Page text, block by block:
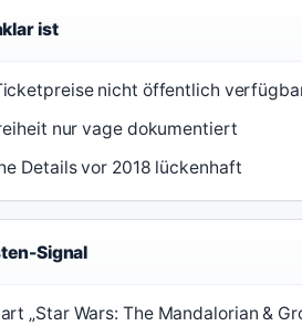
ist
nicht öffentlich
nur vage dokumentiert
Details vor 2018 lückenhaft
Signal
„Star Wars: The Mandalorian &